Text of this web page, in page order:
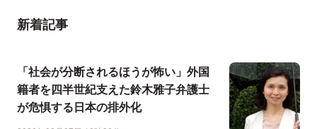
新着記事
「社会が分断されるほうが怖い」外国
籍者を四半世紀支えた鈴木雅子弁護士
が危惧する日本の排外化